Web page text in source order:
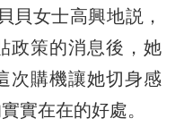
貝女士高興地説，
政策的消息後，她
次購機讓她切身感
實在在的好處。